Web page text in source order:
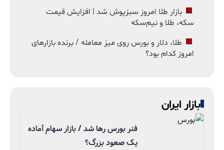
بازار طلا امروز سبزپوش شد | افزایش قیمت
سکه، طلا و نیم‌سکه
طلا، دلار و بورس روی میز معامله / برنده بازارهای
امروز کدام بود؟
بازار ایران
فنر بورس رها شد / بازار سهام آماده
یک صعود بزرگ؟